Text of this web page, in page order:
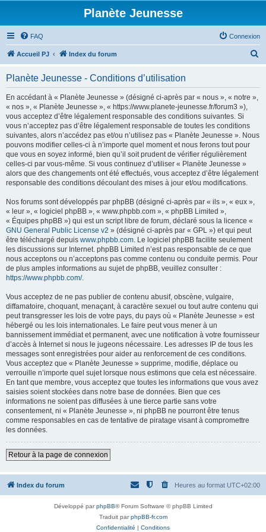
Planète Jeunesse
FAQ Connexion
Accueil PJ Index du forum
Planète Jeunesse - Conditions d’utilisation
En accédant à « Planète Jeunesse » (désigné ci-après par « nous », « notre »,
« nos », « Planète Jeunesse », « https://www.planete-jeunesse.fr/forum3 »),
vous acceptez d’être légalement responsable des conditions suivantes. Si
vous n’acceptez pas d’être légalement responsable de toutes les conditions
suivantes, alors n’accédez pas et/ou n’utilisez pas « Planète Jeunesse ». Nous
pouvons modifier celles-ci à n’importe quel moment et nous ferons tout pour
que vous en soyez informé, bien qu’il soit prudent de vérifier régulièrement
celles-ci par vous-même. Si vous continuez d’utiliser « Planète Jeunesse »
alors que des changements ont été effectués, vous acceptez d’être légalement
responsable des conditions découlant des mises à jour et/ou modifications.
Nos forums sont développés par phpBB (désigné ci-après par « ils », « eux »,
« leur », « logiciel phpBB », « www.phpbb.com », « phpBB Limited »,
« Équipes phpBB ») qui est un script libre de forum, déclaré sous la licence «
GNU General Public License v2 » (désigné ci-après par « GPL ») et qui peut
être téléchargé depuis www.phpbb.com. Le logiciel phpBB facilite seulement
les discussions sur Internet. phpBB Limited n’est pas responsable de ce que
nous acceptons ou n’acceptons pas comme contenu ou conduite permis. Pour
de plus amples informations au sujet de phpBB, veuillez consulter :
https://www.phpbb.com/.
Vous acceptez de ne pas publier de contenu abusif, obscène, vulgaire,
diffamatoire, choquant, menaçant, à caractère sexuel ou tout autre contenu qui
peut transgresser les lois de votre pays, du pays où « Planète Jeunesse » est
hébergé ou les lois internationales. Le faire peut vous mener à un
bannissement immédiat et permanent, avec une notification à votre fournisseur
d’accès à Internet si nous le jugeons nécessaire. Les adresses IP de tous les
messages sont enregistrées pour aider au renforcement de ces conditions.
Vous acceptez que « Planète Jeunesse » supprime, modifie, déplace ou
verrouille n’importe quel sujet lorsque nous estimons que cela est nécessaire.
En tant que membre, vous acceptez que toutes les informations que vous avez
saisies soient stockées dans notre base de données. Bien que ces
informations ne soient pas diffusées à une tierce partie sans votre
consentement, ni « Planète Jeunesse », ni phpBB ne pourront être tenus
comme responsables en cas de tentative de piratage visant à compromettre
les données.
Retour à la page de connexion
Index du forum Heures au format UTC+02:00
Développé parphpBB® Forum Software © phpBB Limited
Traduit parphpBB-fr.com
Confidentialité | Conditions